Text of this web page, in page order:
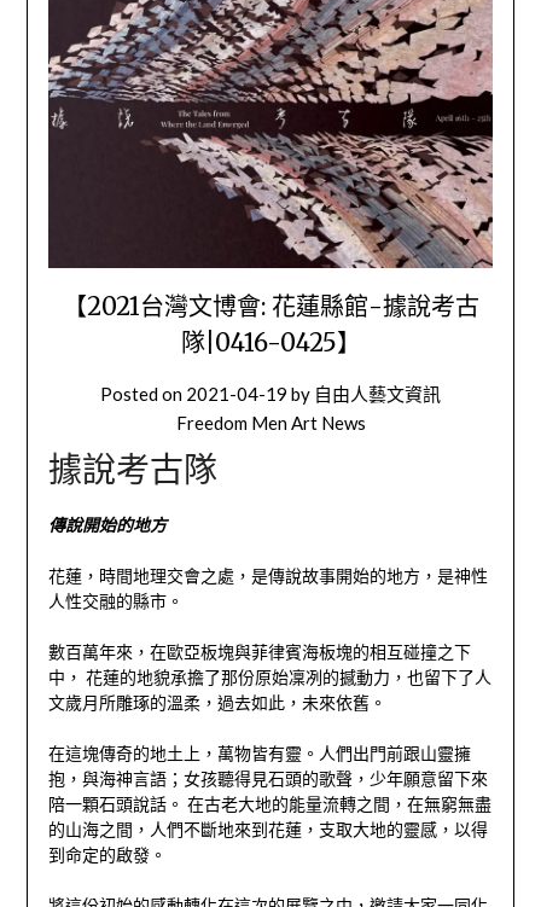
【2021台灣文博會: 花蓮縣館-據說考古
隊|0416-0425】
Posted on 2021-04-19 by 自由人藝文資訊
Freedom Men Art News
據說考古隊
傳說開始的地方
花蓮，時間地理交會之處，是傳說故事開始的地方，是神性
人性交融的縣市。
數百萬年來，在歐亞板塊與菲律賓海板塊的相互碰撞之下
中， 花蓮的地貌承擔了那份原始凜冽的撼動力，也留下了人
文歲月所雕琢的溫柔，過去如此，未來依舊。
在這塊傳奇的地土上，萬物皆有靈。人們出門前跟山靈擁
抱，與海神言語；女孩聽得見石頭的歌聲，少年願意留下來
陪一顆石頭說話。 在古老大地的能量流轉之間，在無窮無盡
的山海之間，人們不斷地來到花蓮，支取大地的靈感，以得
到命定的啟發。